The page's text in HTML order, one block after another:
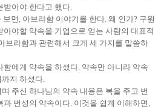
받아야 한다고 했다.
보면, 아브라함 이야기를 한다. 왜 인가? 구원
야할 약속을 기업으로 얻는 사람의 대표적
브라함과 관련해서 크게 세 가지를 말씀하
에게 약속을 하셨다. 약속만 아니라 약속
지 하셨다.
주신 하나님의 약속 내용은 복을 주고 번
과 번성의 약속이다. 이것을 쉽게 이해하면,